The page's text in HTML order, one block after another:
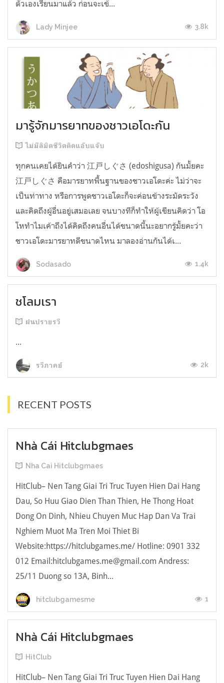
ตัวเองเรียนมาแล้ว ก่อนจะเข้...
Lady Minjee 3.8k
มารู้จักมารยาทของชาวเอโดะกัน
ไม่มีลิมิตชีวิตติดแอ๊บแจ๊บ
ทุกคนเคยได้ยินคำว่า 江戸しぐさ (edoshigusa) กันมั้ยคะ
江戸しぐさ คือมารยาทพื้นฐานของชาวเอโดะค่ะ ไม่ว่าจะ
เป็นท่าทาง หรือการพูดชาวเอโดะก็จะค่อนข้างระมัดระวัง
และคิดถึงผู้อื่นอยู่เสมอเลย จนบางทีก็ทำให้ผู้เขียนคิดว่า โอ
โหทำไมเค้าถึงได้คิดถึงคนอื่นได้ขนาดนี้นะอยากรู้มั้ยคะว่า
ชาวเอโดะมารยาทดีขนาดไหน มาลองอ่านกันได้เ...
Sodasado 1.4k
ชโลมเรา
ฝนปรายรวี
...
รวีภาคย์ 2k
RECENT POSTS
Nhà Cái Hitclubgmaes
Nha Cai Hitclubgmaes
HitClub– Nen Tang Giai Tri Truc Tuyen Hien Dai Hang
Dau, So Huu Giao Dien Than Thien, He Thong Hoat
Dong On Dinh, Nhieu Chuyen Muc Hap Dan Va Trai
Nghiem Muot Ma Tren Moi Thiet Bi
Website:https://hitclubgames.me/ Hotline: 0901 332
012 Email:hitclubgames.me@gmail.com Andress:
25/11 Duong so 13A, Binh...
hitclubgamesme 1
Nhà Cái Hitclubgmaes
HitClub
HitClub– Nen Tang Giai Tri Truc Tuyen Hien Dai Hang